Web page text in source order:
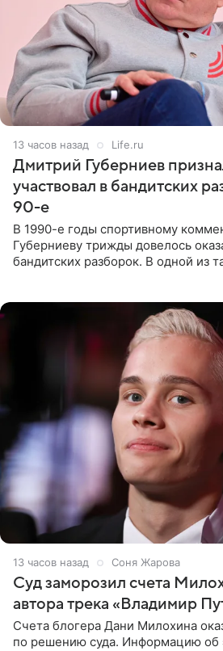
13 часов назад Life.ru
Дмитрий Губерниев
участвовал в бандитских
90-е
В 1990-е годы спортивному
Губерниеву трижды довелось
бандитских разборок. В одной из
13 часов назад Соня Жарова
Суд заморозил счета
автора трека «Владимир
Счета блогера Дани Милохина
по решению суда. Информацию об